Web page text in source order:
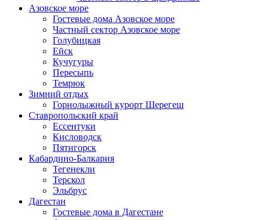
Азовское море
Гостевые дома Азовское море
Частный сектор Азовское море
Голубицкая
Ейск
Кучугуры
Пересыпь
Темрюк
Зимний отдых
Горнолыжный курорт Шерегеш
Ставропольский край
Ессентуки
Кисловодск
Пятигорск
Кабардино-Балкария
Тегенекли
Терскол
Эльбрус
Дагестан
Гостевые дома в Дагестане